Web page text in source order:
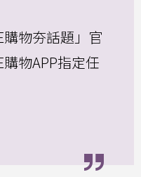
物夯話題」官
物APP指定任